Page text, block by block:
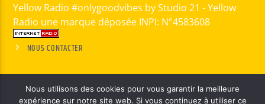
Yellow Radio #onlygoodvibes by Studio 21 - Yellow
Radio une marque déposée INPI: N°4583608
NOUS CONTACTER
Nous utilisons des cookies pour vous garantir la meilleure
expérience sur notre site web. Si vous continuez à utiliser ce